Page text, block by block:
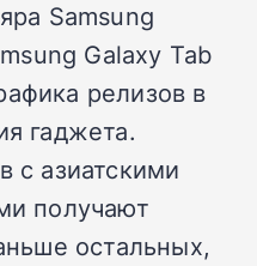
Samsung
Galaxy Tab
релизов в
гаджета.
с азиатскими
получают
остальных,